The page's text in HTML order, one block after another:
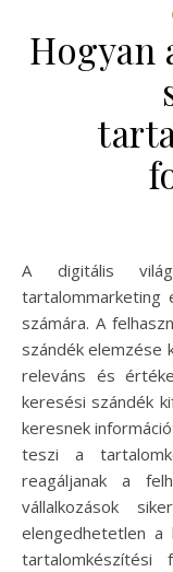
Hogyan
A digitális világ folyamatosan változik, és a
tartalommarketing
számára. A
szándék elemzése
releváns és
keresési szándék
keresnek
teszi a
reagáljanak a
vállalkozások
elengedhetetlen a